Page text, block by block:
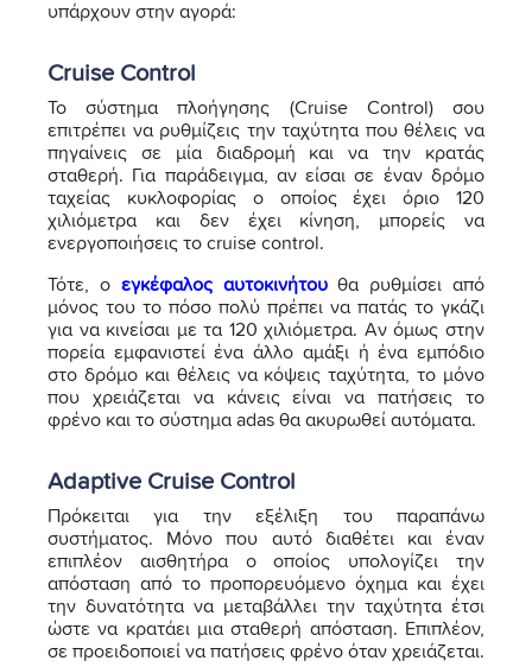
υπάρχουν στην αγορά:
Cruise Control
Το σύστημα πλοήγησης (Cruise Control) σου
επιτρέπει να ρυθμίζεις την ταχύτητα που θέλεις να
πηγαίνεις σε μία διαδρομή και να την κρατάς
σταθερή. Για παράδειγμα, αν είσαι σε έναν δρόμο
ταχείας κυκλοφορίας ο οποίος έχει όριο 120
χιλιόμετρα και δεν έχει κίνηση, μπορείς να
ενεργοποιήσεις το cruise control.
Τότε, ο εγκέφαλος αυτοκινήτουθα ρυθμίσει από
μόνος του το πόσο πολύ πρέπει να πατάς το γκάζι
για να κινείσαι με τα 120 χιλιόμετρα. Αν όμως στην
πορεία εμφανιστεί ένα άλλο αμάξι ή ένα εμπόδιο
στο δρόμο και θέλεις να κόψεις ταχύτητα, το μόνο
που χρειάζεται να κάνεις είναι να πατήσεις το
φρένο και το σύστημα adas θα ακυρωθεί αυτόματα.
Adaptive Cruise Control
Πρόκειται για την εξέλιξη του παραπάνω
συστήματος. Μόνο που αυτό διαθέτει και έναν
επιπλέον αισθητήρα ο οποίος υπολογίζει την
απόσταση από το προπορευόμενο όχημα και έχει
την δυνατότητα να μεταβάλλει την ταχύτητα έτσι
ώστε να κρατάει μια σταθερή απόσταση. Επιπλέον,
σε προειδοποιεί να πατήσεις φρένο όταν χρειάζεται.